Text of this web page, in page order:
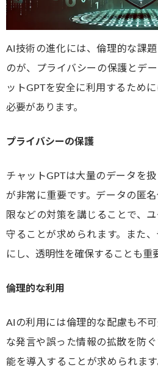
AI技術の進化には、倫理的な課
のが、プライバシーの保護とデ
ットGPTを安全に利用するため
必要があります。
プライバシーの保護
チャットGPTは大量のデータを
が非常に重要です。データの匿
限などの対策を講じることで、
守ることが求められます。また
にし、透明性を確保することも重
倫理的な利用
AIの利用には倫理的な配慮も不
な発言や誤った情報の拡散を防
能を導入することが求められま